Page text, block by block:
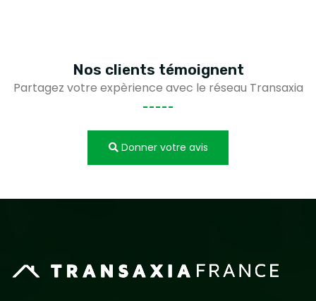
Nos clients témoignent
Partagez votre expèrience avec le réseau Transaxia
Donner votre avis